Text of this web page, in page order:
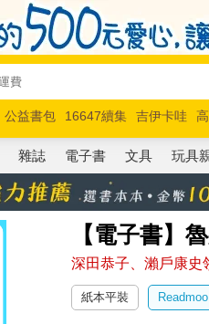
公益書包 16647續集 吉伊卡哇
馬斯克 玩具總動員5 超慢跑
雜誌 電子書 文具 玩具
【電子書】
深田恭子、瀨戶康史
紙本平裝